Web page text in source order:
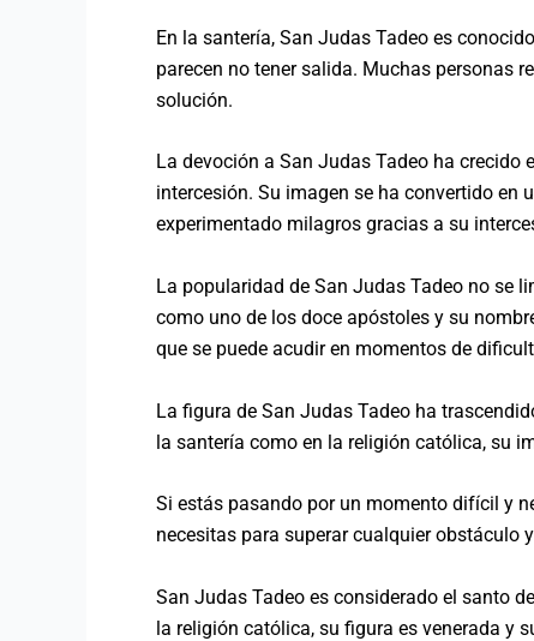
En la santería, San Judas Tadeo es
parecen no tener salida. Muchas personas
solución.
La devoción a San Judas Tadeo ha crecido
intercesión. Su imagen se ha convertido en
experimentado milagros gracias a su
La popularidad de San Judas Tadeo no se
como uno de los doce apóstoles y su
que se puede acudir en momentos de
La figura de San Judas Tadeo ha
la santería como en la religión católica, su
Si estás pasando por un momento difícil y
necesitas para superar cualquier obstáculo
San Judas Tadeo es considerado el santo
la religión católica, su figura es venerada y